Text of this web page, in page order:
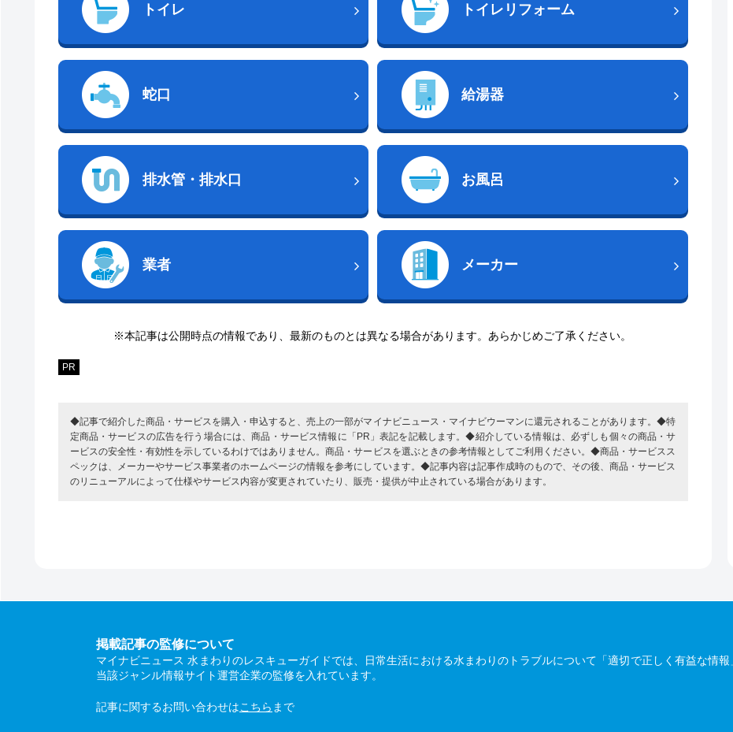
トイレ トイレリフォーム
蛇口 給湯器
排水管・排水口 お風呂
業者 メーカー
※本記事は公開時点の情報であり、最新のものとは異なる場合があります。あらかじめご了承ください。
PR
◆記事で紹介した商品・サービスを購入・申込すると、売上の一部がマイナビニュース・マイナビウーマンに還元されることがあります。◆特
定商品・サービスの広告を行う場合には、商品・サービス情報に「PR」表記を記載します。◆紹介している情報は、必ずしも個々の商品・サ
ービスの安全性・有効性を示しているわけではありません。商品・サービスを選ぶときの参考情報としてご利用ください。◆商品・サービスス
ペックは、メーカーやサービス事業者のホームページの情報を参考にしています。◆記事内容は記事作成時のもので、その後、商品・サービス
のリニューアルによって仕様やサービス内容が変更されていたり、販売・提供が中止されている場合があります。
掲載記事の監修について
マイナビニュース 水まわりのレスキューガイドでは、日常生活における水まわりのトラブルについて「適切で正しく有益な情報
当該ジャンル情報サイト運営企業の監修を入れています。
記事に関するお問い合わせはこちら まで